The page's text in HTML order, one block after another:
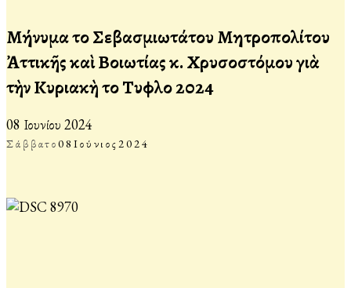
Μήνυμα τοῦ Σεβασμιωτάτου Μητροπολίτου
Ἀττικῆς καὶ Βοιωτίας κ. Χρυσοστόμου γιὰ
τὴν Κυριακὴ τοῦ Τυφλοῦ 2024
08 Ιουνίου 2024
Σάββατο08 Ιούνιος2024